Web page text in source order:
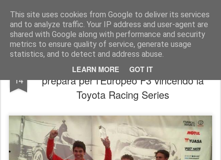
This site uses cookies from Google to deliver its services
and to analyze traffic. Your IP address and user-agent are
shared with Google along with performance and security
metrics to ensure quality of service, generate usage
statistics, and to detect and address abuse.
LEARN MORE GOT IT
AutoMotoCorse. Motorsport Random News 280912
14
Ferrari Driver Academy: Lance Stroll si
prepara per l'Europeo F3 vincendo la
Toyota Racing Series